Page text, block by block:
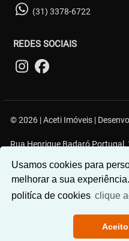
Usamos cookies para
melhorar a sua
politíca de cookies clique
Aceito
(31) 3378-6722
REDES SOCIAIS
© 2026 | Aceti Imóveis |
Rua Henrique Badaró